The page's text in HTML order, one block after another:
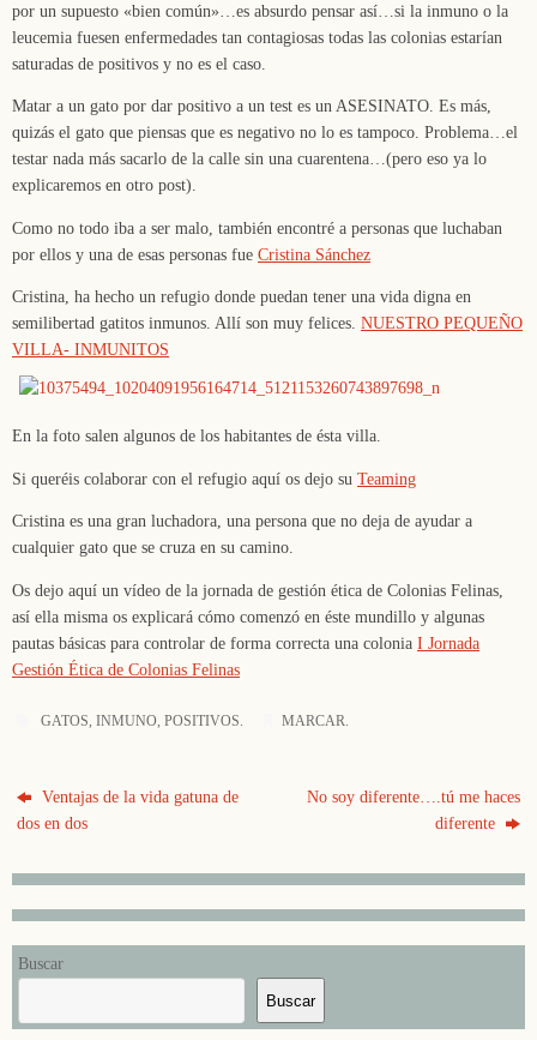
por un supuesto «bien común»…es absurdo pensar así…si la inmuno o la
leucemia fuesen enfermedades tan contagiosas todas las colonias estarían
saturadas de positivos y no es el caso.
Matar a un gato por dar positivo a un test es un ASESINATO. Es más,
quizás el gato que piensas que es negativo no lo es tampoco. Problema…el
testar nada más sacarlo de la calle sin una cuarentena…(pero eso ya lo
explicaremos en otro post).
Como no todo iba a ser malo, también encontré a personas que luchaban
por ellos y una de esas personas fue Cristina Sánchez
Cristina, ha hecho un refugio donde puedan tener una vida digna en
semilibertad gatitos inmunos. Allí son muy felices. NUESTRO PEQUEÑO
VILLA- INMUNITOS
En la foto salen algunos de los habitantes de ésta villa.
Si queréis colaborar con el refugio aquí os dejo su Teaming
Cristina es una gran luchadora, una persona que no deja de ayudar a
cualquier gato que se cruza en su camino.
Os dejo aquí un vídeo de la jornada de gestión ética de Colonias Felinas,
así ella misma os explicará cómo comenzó en éste mundillo y algunas
pautas básicas para controlar de forma correcta una colonia I Jornada
Gestión Ética de Colonias Felinas
GATOS, INMUNO, POSITIVOS. MARCAR.
Ventajas de la vida gatuna de
dos en dos
No soy diferente….tú me haces
diferente
Buscar
Buscar